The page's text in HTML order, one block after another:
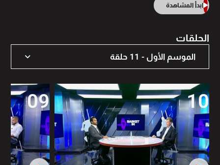
ابدأ المشاهدة
الحلقات
الموسم الأول - 11 حلقة
الموسم الأول - 11 حلقة
10
09